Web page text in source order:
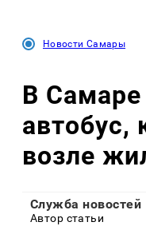
Новости Самары
В
автобус,
возле
Служба новостей
Автор статьи